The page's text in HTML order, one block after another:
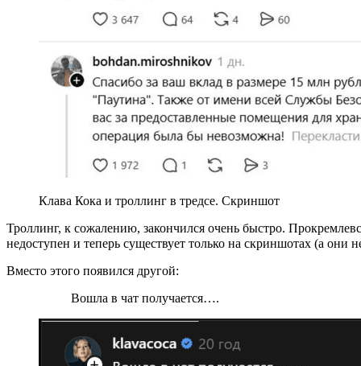
Клава Кока и троллинг в тредсе. Скриншот
Троллинг, к сожалению, закончился очень быстро.
недоступен и теперь существует только на скриншотах (а они
Вместо этого появился другой:
Вошла в чат получается….